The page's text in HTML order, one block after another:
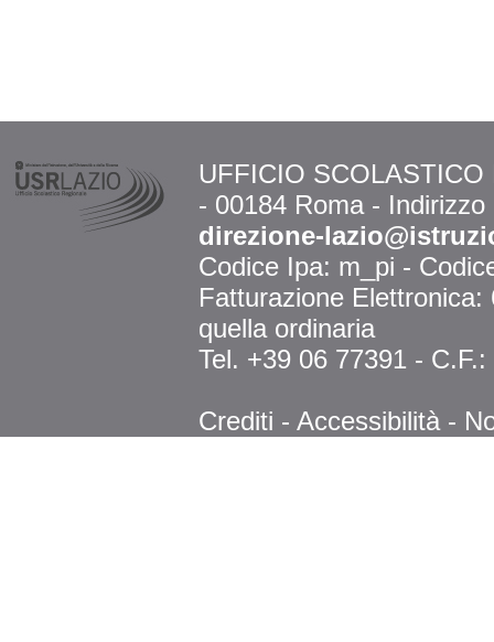
UFFICIO
- 00184 Roma -
direzione-
Codice Ipa: m_pi -
Fatturazione
quella ordinaria
Tel. +39 06 77391 -
Crediti - Accessibilità -